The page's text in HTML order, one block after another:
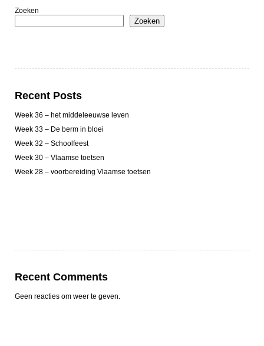
Zoeken
Zoeken
Recent Posts
Week 36 – het middeleeuwse leven
Week 33 – De berm in bloei
Week 32 – Schoolfeest
Week 30 – Vlaamse toetsen
Week 28 – voorbereiding Vlaamse toetsen
Recent Comments
Geen reacties om weer te geven.